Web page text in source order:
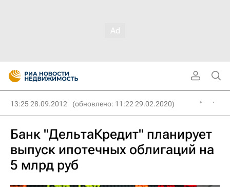
13:25 28.09.2012 (обновлено: 11:22 29.02.2020)
Банк "ДельтаКредит" планирует
выпуск ипотечных облигаций на
5 млрд руб